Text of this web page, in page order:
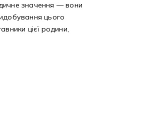
значення — вони
цього
цієї родини,